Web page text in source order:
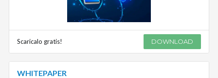
Scaricalo gratis! DOWNLOAD
WHITEPAPER